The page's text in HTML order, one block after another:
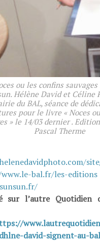
ou les confins
Hélène David et Céline
du BAL, séance de
pour le livre « Noces
» le 14/03 dernier .
Pascal Therme
bal.fr/les-editions
sur l’autre Quotidien
david-signent-au-bal